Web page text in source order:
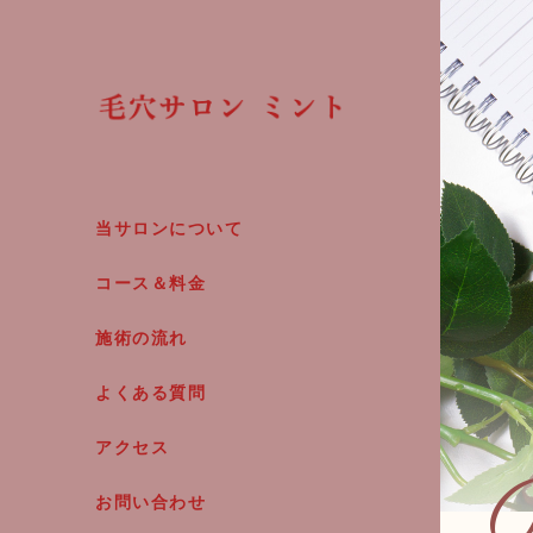
当サロンについて
コース＆料金
施術の流れ
よくある質問
アクセス
お問い合わせ